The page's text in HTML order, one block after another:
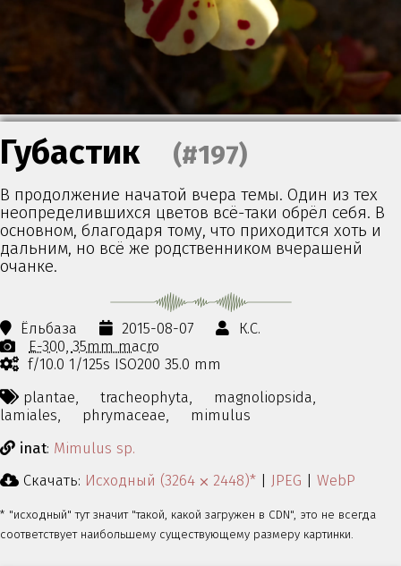
Губастик (#197)
В продолжение начатой вчера темы. Один из тех
неопределившихся цветов всё-таки обрёл себя. В
основном, благодаря тому, что приходится хоть и
дальним, но всё же родственником вчерашенй
очанке.
Ёльбаза 2015-08-07
К.С.
E-300 35mm macro
f/10.0 1/125s ISO200 35.0 mm
plantae,
tracheophyta,
magnoliopsida,
lamiales,
phrymaceae,
mimulus
inat: Mimulus sp.
Скачать: Исходный (3264 ⨉ 2448)* JPEG WebP
* "исходный" тут значит "такой, какой загружен в CDN", это не всегда
соответствует наибольшему существующему размеру картинки.